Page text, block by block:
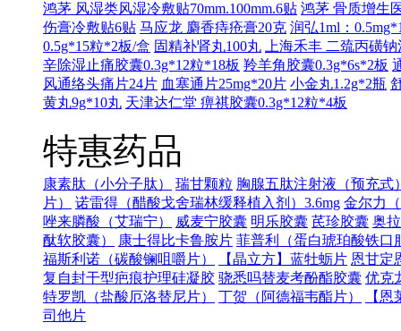
鸿茅 风湿类风湿冷敷贴70mm.100mm.6贴 鸿茅 骨质增生
伤膏冷敷贴6贴 马应龙 麝香痔疮膏20克 润弘1ml：
0.5g*15粒*2板/盒 固精补肾丸100丸
上海禾丰 二巯丙磺
辛除湿止痛胶囊0.3g*12粒*18板 羚羊角胶囊0.3g*6s*2板
风通络头痛片24片 血塞通片25mg*20片 小金丸1.2g*2瓶
黄丸9g*10丸 天津达仁堂 痹祺胶囊0.3g*12粒*4板
特惠药品
康素肽（小分子肽） 瑞甘颗粒 胸腺五肽注射液（预充式
片）
诺雷得（醋酸戈舍瑞林缓释植入剂）3.6mg 金尔力
唑来膦酸（艾瑞宁）
威麦宁胶囊 明乐胶囊 芪珍胶囊 奥
酞软胶囊）
康士得比卡鲁胺片 菲普利（蛋白琥珀酸铁口
福斯利诺（碳酸镧咀嚼片）
【晶立方】蓝牡蛎片 恩甘定
复自封干型疤痕护理硅凝胶 骁悉吗替麦考酚酯胶囊 优克
特罗凯（盐酸厄洛替尼片）
丁贺（阿德福韦酯片）
【
司他片